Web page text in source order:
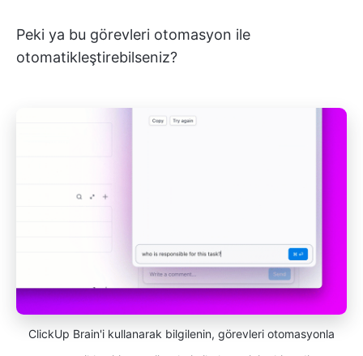
Peki ya bu görevleri otomasyon ile
otomatikleştirebilseniz?
ClickUp Brain'i kullanarak bilgilenin, görevleri otomasyonla